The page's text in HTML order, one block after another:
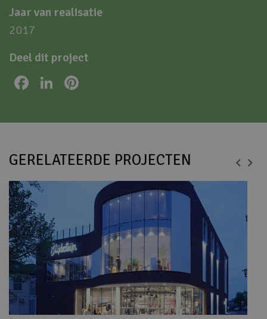
Jaar van realisatie
2017
Deel dit project
FacebookLinkedIn
GERELATEERDE PROJECTEN